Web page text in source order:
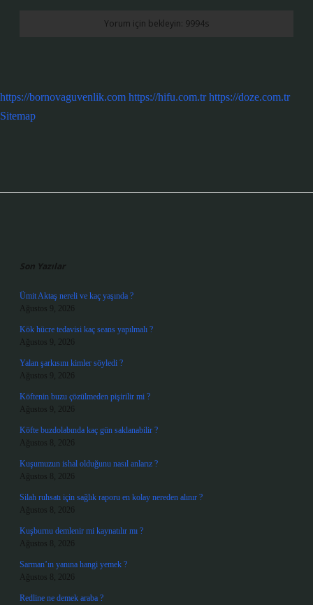
https://bornovaguvenlik.com https://hifu.com.tr https://doze.com.tr
Sitemap
Son Yazılar
Ümit Aktaş nereli ve kaç yaşında ?
Ağustos 9, 2026
Kök hücre tedavisi kaç seans yapılmalı ?
Ağustos 9, 2026
Yalan şarkısını kimler söyledi ?
Ağustos 9, 2026
Köftenin buzu çözülmeden pişirilir mi ?
Ağustos 9, 2026
Köfte buzdolabında kaç gün saklanabilir ?
Ağustos 8, 2026
Kuşumuzun ishal olduğunu nasıl anlarız ?
Ağustos 8, 2026
Silah ruhsatı için sağlık raporu en kolay nereden alınır ?
Ağustos 8, 2026
Kuşburnu demlenir mi kaynatılır mı ?
Ağustos 8, 2026
Sarman’ın yanına hangi yemek ?
Ağustos 8, 2026
Redline ne demek araba ?